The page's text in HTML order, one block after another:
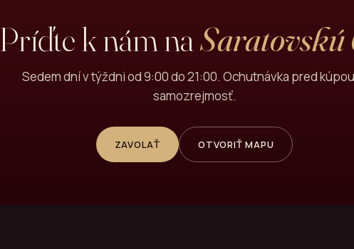
Príďte k nám naSaratovskú
Sedem dní v týždni od 9:00 do 21:00. Ochutnávka pred
samozrejmosť.
ZAVOLAŤ OTVORIŤ MAPU